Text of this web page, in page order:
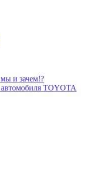
и зачем!?
TOYOTA